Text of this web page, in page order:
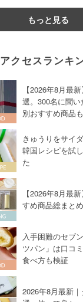
もっと見る
アクセスランキ
【2026年8月最
選。300名に聞
別おすすめ商品も
きゅうりをサイ
韓国レシピを試
た
【2026年8月最
すめ商品総まと
入手困難のセブ
ツパン」は口コ
食べ方も検証
2026年8月最新